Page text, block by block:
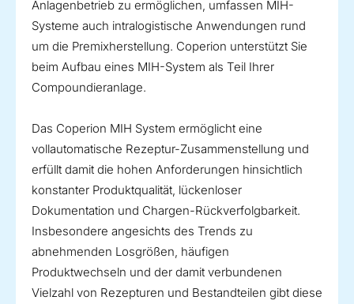
Anlagenbetrieb zu ermöglichen, umfassen MIH-
Systeme auch intralogistische Anwendungen rund
um die Premixherstellung. Coperion unterstützt Sie
beim Aufbau eines MIH-System als Teil Ihrer
Compoundieranlage.
Das Coperion MIH System ermöglicht eine
vollautomatische Rezeptur-Zusammenstellung und
erfüllt damit die hohen Anforderungen hinsichtlich
konstanter Produktqualität, lückenloser
Dokumentation und Chargen-Rückverfolgbarkeit.
Insbesondere angesichts des Trends zu
abnehmenden Losgrößen, häufigen
Produktwechseln und der damit verbundenen
Vielzahl von Rezepturen und Bestandteilen gibt diese